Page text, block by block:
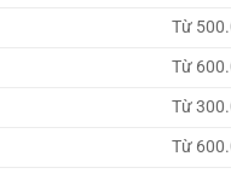
Từ
Từ
Từ
Từ